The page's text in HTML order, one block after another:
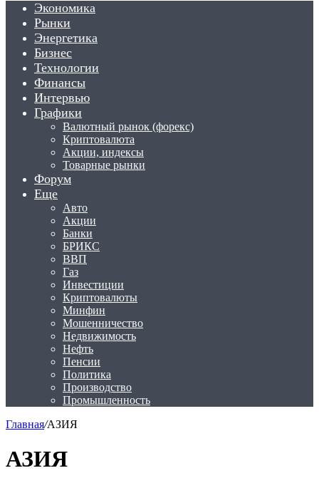
Экономика
Рынки
Энергетика
Бизнес
Технологии
Финансы
Интервью
Графики
Валютный рынок (форекс)
Криптовалюта
Акции, индексы
Товарные рынки
Форум
Еще
Авто
Акции
Банки
БРИКС
ВВП
Газ
Инвестиции
Криптовалюты
Минфин
Мошенничество
Недвижимость
Нефть
Пенсии
Политика
Производство
Промышленность
Главная/АЗИЯ
АЗИЯ